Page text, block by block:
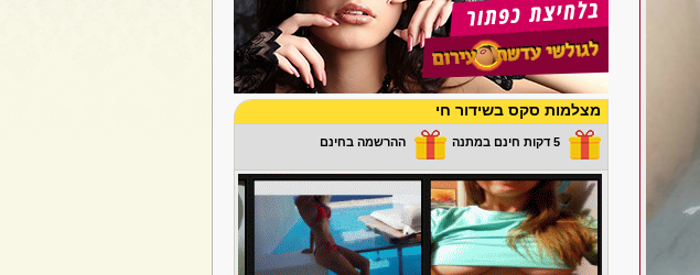
מצלמות סקס בשידור חי
5 דקות חינם במתנה ההרשמה בחינם